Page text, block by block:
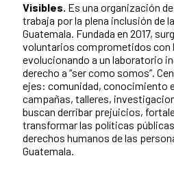
Visibles. Es una organización
trabaja por la plena inclusión de
Guatemala. Fundada en 2017,
voluntarios comprometidos con
evolucionando a un laboratorio
derecho a “ser como somos”.
ejes: comunidad, conocimiento
campañas, talleres,
buscan derribar prejuicios,
transformar las políticas
derechos humanos de las
Guatemala.